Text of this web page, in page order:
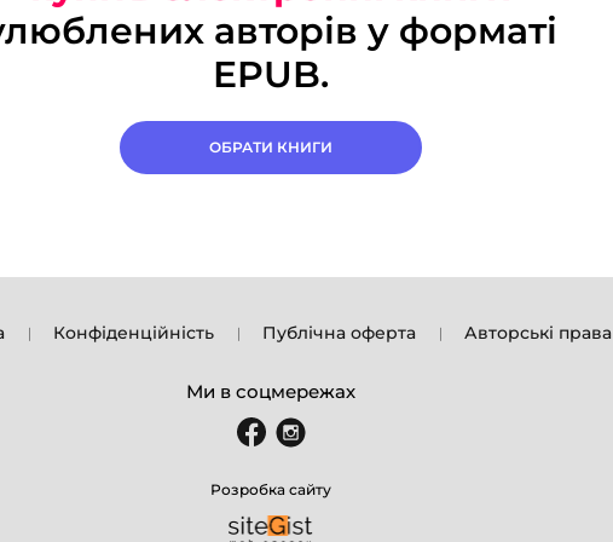
авторів у форматі
EPUB.
ОБРАТИ КНИГИ
Конфіденційність Публічна оферта Авторські права
Ми в соцмережах
Розробка сайту